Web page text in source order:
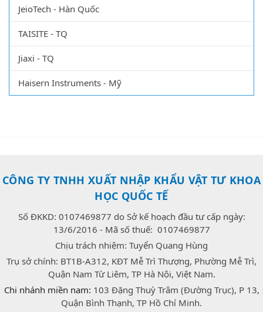
JeioTech - Hàn Quốc
TAISITE - TQ
Jiaxi - TQ
Haisern Instruments - Mỹ
CÔNG TY TNHH XUẤT NHẬP KHẨU VẬT TƯ KHOA
HỌC QUỐC TẾ
Số ĐKKD: 0107469877 do Sở kế hoạch đầu tư cấp ngày:
13/6/2016 - Mã số thuế: 0107469877
Chịu trách nhiệm: Tuyển Quang Hùng
Trụ sở chính: BT1B-A312, KĐT Mễ Trì Thượng, Phường Mễ Trì,
Quận Nam Từ Liêm, TP Hà Nội, Việt Nam.
Chi nhánh miền nam: 103 Đặng Thuỳ Trâm (Đường Trục), P 13,
Quận Bình Thạnh, TP Hồ Chí Minh.